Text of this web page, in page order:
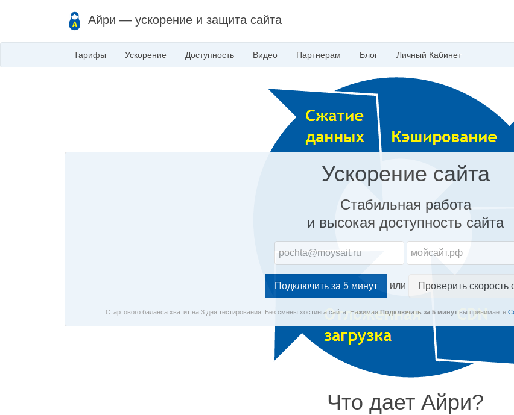
Айри — ускорение и защита сайта
Тарифы Ускорение Доступность Видео Партнерам Блог Личный Кабинет
Ускорение сайта
Стабильная работа
и высокая доступность сайта
или Проверить скорость
Стартового баланса хватит на 3 дня тестирования. Без смены хостинга сайта. Нажимая Подключить за 5 минутвы принимаете
Что дает Айри?